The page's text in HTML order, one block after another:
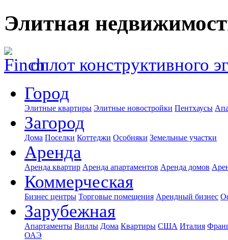
Элитная
оплот конструктивного
Город
Элитные квартиры Элитные новостройки Пентхаусы
Загород
Дома Поселки Коттеджи Особняки Земельные участки
Аренда
Аренда квартир Аренда апартаментов Аренда домов
Коммерческая
Бизнес центры Торговые помещения Арендный бизнес
Зарубежная
Апартаменты Виллы Дома Квартиры США Италия
ОАЭ